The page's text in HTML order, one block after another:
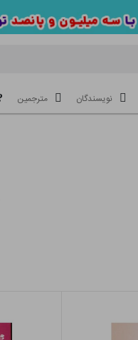
نویسندگان مترجمین